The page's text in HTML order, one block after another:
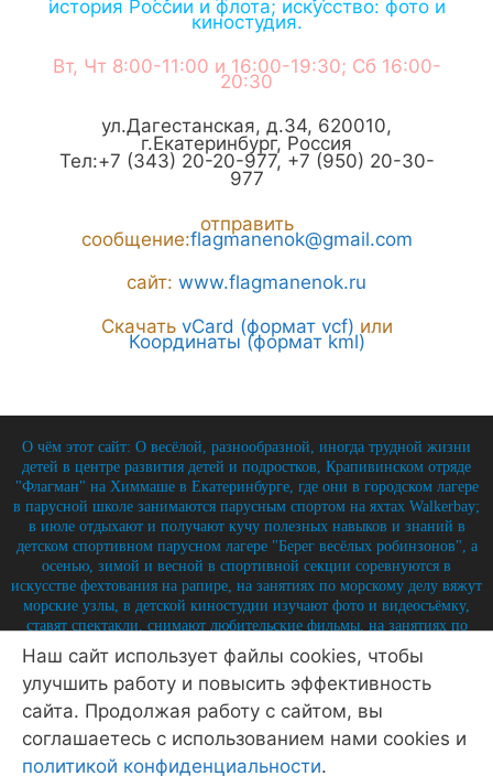
история России и флота; искусство: фото и
киностудия.
Вт, Чт 8:00-11:00 и 16:00-19:30; Сб 16:00-
20:30
ул.Дагестанская, д.34, 620010,
г.Екатеринбург, Россия
Тел:+7 (343) 20-20-977, +7 (950) 20-30-
977
отправить
сообщение:flagmanenok@gmail.com
сайт: www.flagmanenok.ru
Скачать vCard (формат vcf) или
Координаты (формат kml)
О чём этот сайт: О весёлой, разнообразной, иногда трудной жизни
детей в центре развития детей и подростков, Крапивинском отряде
"Флагман" на Химмаше в Екатеринбурге, где они в городском лагере
в парусной школе занимаются парусным спортом на яхтах Walkerbay;
в июле отдыхают и получают кучу полезных навыков и знаний в
детском спортивном парусном лагере "Берег весёлых робинзонов", а
осенью, зимой и весной в спортивной секции соревнуются в
искусстве фехтования на рапире, на занятиях по морскому делу вяжут
морские узлы, в детской киностудии изучают фото и видеосъёмку,
ставят спектакли, снимают любительские фильмы, на занятиях по
истории углубляют свои знания по историю России и флота, и
круглый год на занятиях по детской журналистике практикуются в
написании заметок, репортажей, интервью, выпуская стен-газету и
выкладывая лучшие материалы на отрядный сайт.
© 2026 Крапивинский отряд Флагман - детский центр
Екатеринбург• Создано вGeneratePress
Наш сайт использует файлы cookies, чтобы
улучшить работу и повысить эффективность
сайта. Продолжая работу с сайтом, вы
соглашаетесь с использованием нами cookies и
политикой конфиденциальности.